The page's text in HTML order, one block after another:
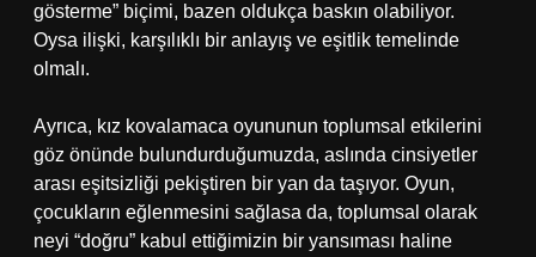
gösterme” biçimi, bazen oldukça baskın olabiliyor.
Oysa ilişki, karşılıklı bir anlayış ve eşitlik temelinde
olmalı.
Ayrıca, kız kovalamaca oyununun toplumsal etkilerini
göz önünde bulundurduğumuzda, aslında cinsiyetler
arası eşitsizliği pekiştiren bir yan da taşıyor. Oyun,
çocukların eğlenmesini sağlasa da, toplumsal olarak
neyi “doğru” kabul ettiğimizin bir yansıması haline